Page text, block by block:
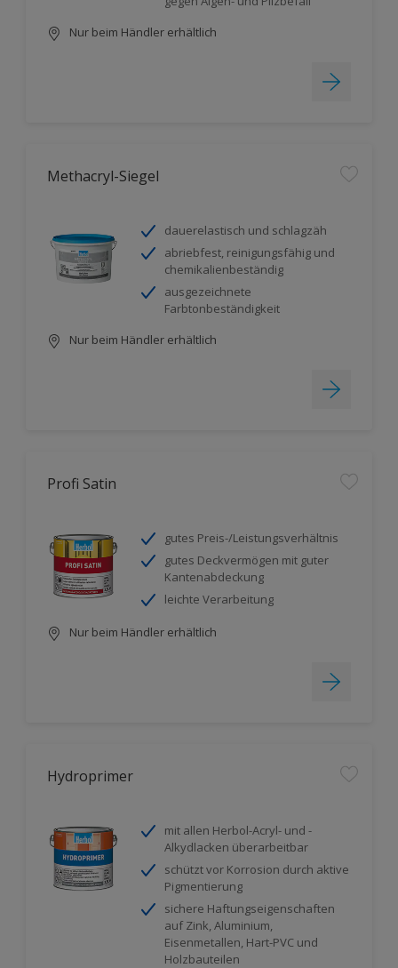
Nur beim Händler erhältlich
Methacryl-Siegel
dauerelastisch und schlagzäh
abriebfest, reinigungsfähig und
chemikalienbeständig
ausgezeichnete
Farbtonbeständigkeit
Nur beim Händler erhältlich
Profi Satin
gutes Preis-/Leistungsverhältnis
gutes Deckvermögen mit guter
Kantenabdeckung
leichte Verarbeitung
Nur beim Händler erhältlich
Hydroprimer
mit allen Herbol-Acryl- und -
Alkydlacken überarbeitbar
schützt vor Korrosion durch aktive
Pigmentierung
sichere Haftungseigenschaften
auf Zink, Aluminium,
Eisenmetallen, Hart-PVC und
Holzbauteilen